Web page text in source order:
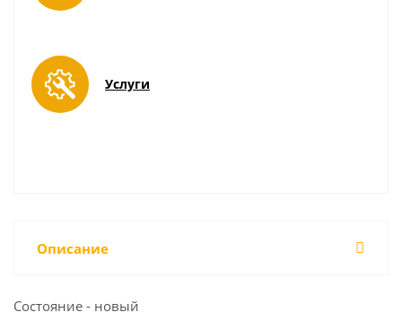
Услуги
Описание
Состояние - новый